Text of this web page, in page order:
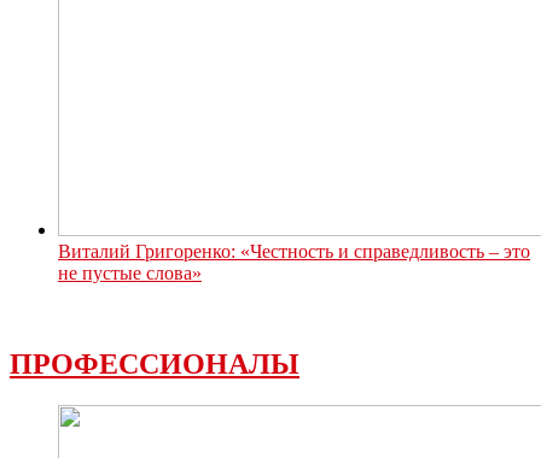
Виталий Григоренко: «Честность и справедливость – это
не пустые слова»
ПРОФЕССИОНАЛЫ